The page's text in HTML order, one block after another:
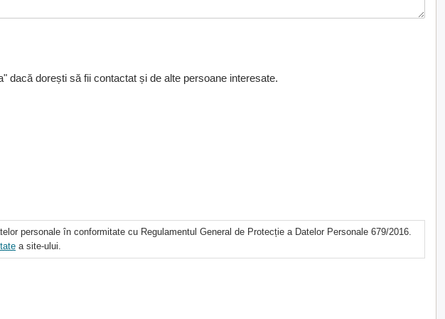
dacă dorești să fii contactat și de alte persoane interesate.
personale în conformitate cu Regulamentul General de Protecție a Datelor Personale 679/2016.
a site-ului.